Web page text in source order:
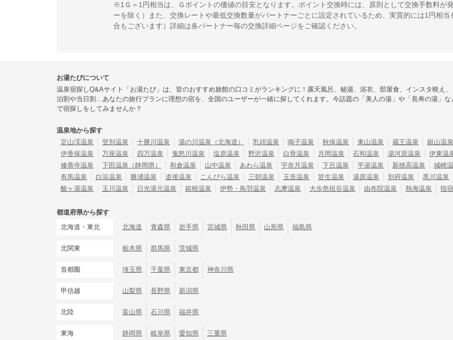
※1Ｇ＝1円相当は、Ｇポイントの価値の目安となります。ポイント交換時には、原則として交換手数料が
ーを除く）また、交換レートや最低交換数量がパートナーごとに設定されているため、実質的には1円相
合もございます）詳細は各パートナー毎の交換詳細ページをご確認ください。
お湯たびについて
温泉宿探しQ&Aサイト「お湯たび」は、皆のおすすめ旅館の口コミがランキングに！露天風呂、秘湯、浴衣、部屋食、インスタ映え
泊割や当日割…あなたの旅行プランに理想の宿を、全国のユーザーが一緒に探してくれます。今話題の「美人の湯」や「長寿の湯」な
で宿探しをしてみませんか？
温泉地から探す
定山渓温泉
登別温泉 十勝川温泉 湯の川温泉（北海道） 乳頭温泉 鳴子温泉 秋保温泉 東山温泉 蔵王温泉
銀山温泉
伊香保温泉
万座温泉 四万温泉 鬼怒川温泉 塩原温泉 野沢温泉 白骨温泉 月岡温泉 石和温泉 湯河原温泉
伊東温
修善寺温泉
下田温泉（静岡県） 和倉温泉 山中温泉 あわら温泉 宇奈月温泉 下呂温泉 平湯温泉 新穂高温泉
城崎
有馬温泉
白浜温泉 勝浦温泉 道後温泉 こんぴら温泉 三朝温泉 玉造温泉 皆生温泉 湯原温泉 別府温泉
黒川温泉
酸ヶ湯温泉
玉川温泉 日光湯元温泉 箱根温泉 伊勢・鳥羽温泉 志摩温泉 大歩危祖谷温泉 由布院温泉 熱海温泉 指
都道府県から探す
北海道・東北
北海道 青森県 岩手県 宮城県 秋田県 山形県 福島県
北関東 栃木県 群馬県 茨城県
首都圏 埼玉県 千葉県 東京都 神奈川県
甲信越 山梨県 長野県 新潟県
北陸 富山県 石川県 福井県
東海 静岡県 岐阜県 愛知県 三重県